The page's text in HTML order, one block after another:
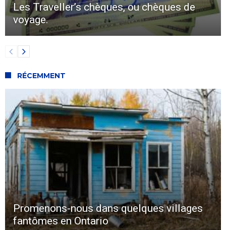
Les Traveller’s chèques, ou chèques de
voyage.
RÉCEMMENT
Promenons-nous dans quelques villages
fantômes en Ontario